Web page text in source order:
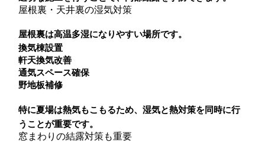
屋根裏・天井裏の湿気対策
屋根裏は高温多湿になりやすい場所です。
換気棟設置
軒天換気改善
通気スペース確保
野地板補修
特に夏場は熱気もこもるため、湿気と熱対策を同時に行
うことが重要です。
窓まわりの結露対策も重要